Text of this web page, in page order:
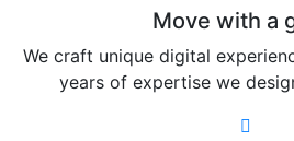
Move with a
We craft unique digital
years of expertise we